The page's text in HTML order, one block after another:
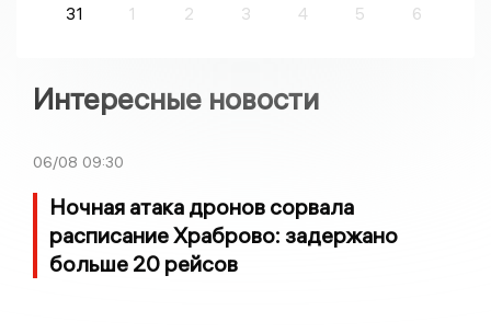
31
1 2 3 4 5 6
Интересные новости
06/08 09:30
Ночная атака дронов сорвала
расписание Храброво: задержано
больше 20 рейсов